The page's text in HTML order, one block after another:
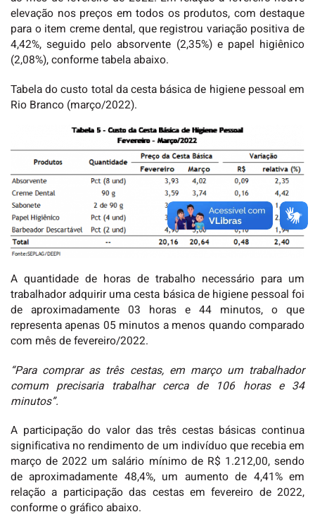
elevação nos preços em todos os produtos, com destaque
para o item creme dental, que registrou variação positiva de
4,42%, seguido pelo absorvente (2,35%) e papel higiênico
(2,08%), conforme tabela abaixo.
Tabela do custo total da cesta básica de higiene pessoal em
Rio Branco (março/2022).
A quantidade de horas de trabalho necessário para um
trabalhador adquirir uma cesta básica de higiene pessoal foi
de aproximadamente 03 horas e 44 minutos, o que
representa apenas 05 minutos a menos quando comparado
com mês de fevereiro/2022.
“Para comprar as três cestas, em março um trabalhador
comum precisaria trabalhar cerca de 106 horas e 34
minutos”.
A participação do valor das três cestas básicas continua
significativa no rendimento de um indivíduo que recebia em
março de 2022 um salário mínimo de R$ 1.212,00, sendo
de aproximadamente 48,4%, um aumento de 4,41% em
relação a participação das cestas em fevereiro de 2022,
conforme o gráfico abaixo.